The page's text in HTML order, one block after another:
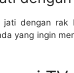
dengan rak
yang ingin